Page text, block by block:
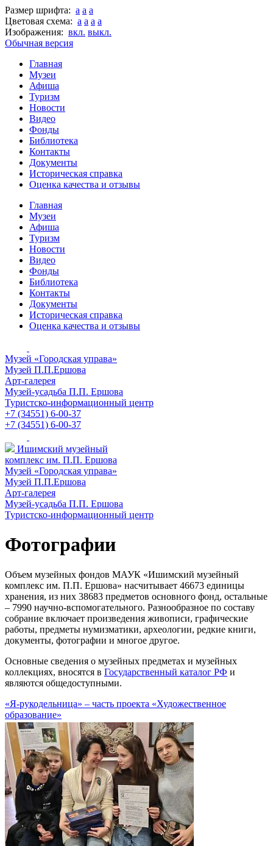
Размер шрифта: a a a
Цветовая схема: a a a a
Изображения: вкл. выкл.
Обычная версия
Главная
Музеи
Афиша
Туризм
Новости
Видео
Фонды
Библиотека
Контакты
Документы
Историческая справка
Оценка качества и отзывы
Главная
Музеи
Афиша
Туризм
Новости
Видео
Фонды
Библиотека
Контакты
Документы
Историческая справка
Оценка качества и отзывы
Музей «Городская управа»
Музей П.П.Ершова
Арт-галерея
Музей-усадьба П.П. Ершова
Туристско-информационный центр
+7 (34551) 6-00-37
+7 (34551) 6-00-37
Ишимский музейный
комплекс им. П.П. Ершова
Музей «Городская управа»
Музей П.П.Ершова
Арт-галерея
Музей-усадьба П.П. Ершова
Туристско-информационный центр
Фотографии
Объем музейных фондов МАУК «Ишимский музейный
комплекс им. П.П. Ершова» насчитывает 46673 единицы
хранения, из них 38683 предметов основного фонд, остальные
– 7990 научно-вспомогательного. Разнообразное по составу
собрание включает произведения живописи, графические
работы, предметы нумизматики, археологии, редкие книги,
документы, фотографии и многое другое.
Основные сведения о музейных предметах и музейных
коллекциях, вносятся в Государственный каталог РФ и
являются общедоступными.
«Я-рукодельница» – часть проекта «Художественное
образование»